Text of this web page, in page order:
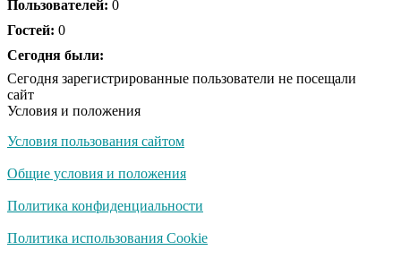
некому тренировать
Пользователей: 0
Гостей: 0
Сегодня были:
Сегодня зарегистрированные пользователи не посещали
сайт
Условия и положения
Условия пользования сайтом
Общие условия и положения
Политика конфиденциальности
Политика использования Cookie